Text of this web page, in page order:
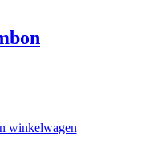
winkelwagen